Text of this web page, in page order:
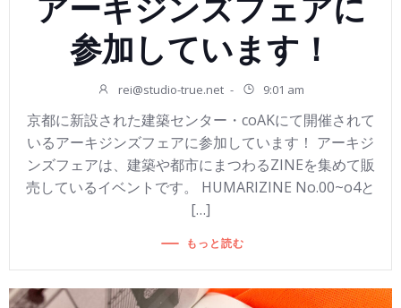
参加しています！
rei@studio-true.net - 9:01 am
京都に新設された建築センター・coAKにて開催されて
いるアーキジンズフェアに参加しています！ アーキジ
ンズフェアは、建築や都市にまつわるZINEを集めて販
売しているイベントです。 HUMARIZINE No.00~o4と
[…]
もっと読む